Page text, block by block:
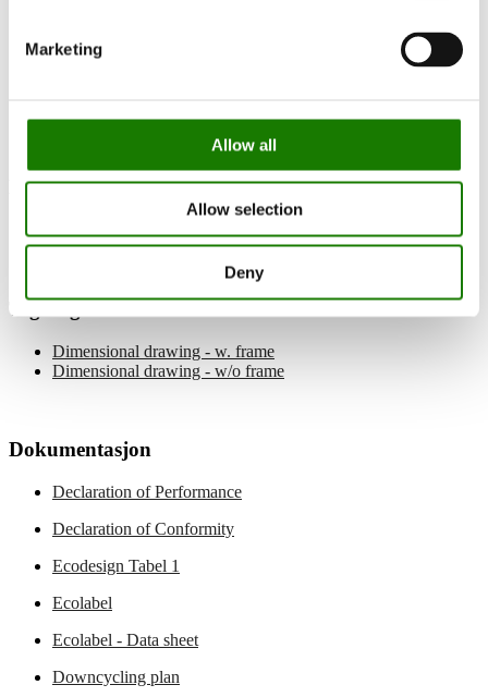
Marketing
Allow all
Allow selection
Deny
Dokumentasjon
Manualer
Tegninger
Dimensional drawing - w. frame
Dimensional drawing - w/o frame
Dokumentasjon
Declaration of Performance
Declaration of Conformity
Ecodesign Tabel 1
Ecolabel
Ecolabel - Data sheet
Downcycling plan